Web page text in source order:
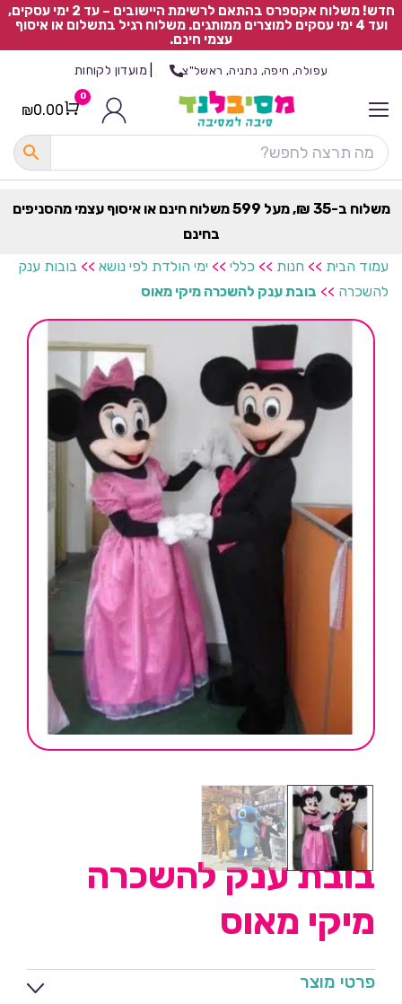
חדש! משלוח אקספרס בהתאם לרשימת היישובים – עד 2 ימי עסקים,
ועד 4 ימי עסקים למוצרים ממותגים. משלוח רגיל בתשלום או איסוף
עצמי חינם.
עפולה, חיפה, נתניה, ראשל"צ מועדון לקוחות
Cart
0
₪0.00
משלוח ב-35 ₪, מעל 599 משלוח חינם או איסוף עצמי מהסניפים
בחינם
עמוד הבית >> חנות >> כללי >> ימי הולדת לפי נושא >> בובות ענק
להשכרה >> בובת ענק להשכרה מיקי מאוס
בובת ענק להשכרה
מיקי מאוס
פרטי מוצר